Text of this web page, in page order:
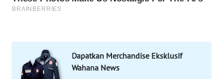
Dapatkan Merchandise Eksklusif
Wahana News
FORWAMKI
FORJASIDA